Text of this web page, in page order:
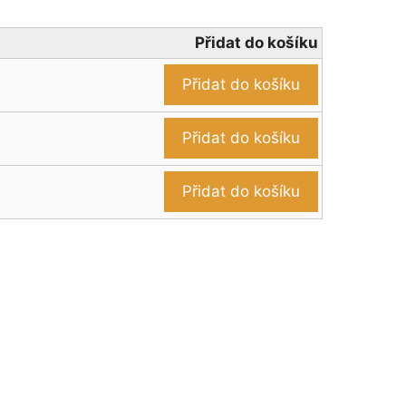
Přidat do košíku
Přidat do košíku
Přidat do košíku
Přidat do košíku